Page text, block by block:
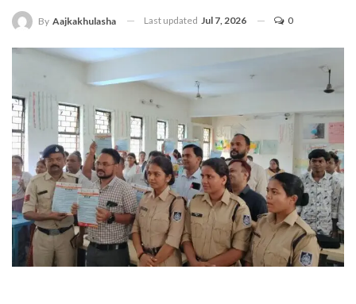
By Aajkakhulasha Last updated Jul 7, 2026 0